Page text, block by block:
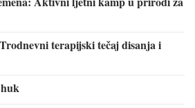
terapijski tečaj disanja i